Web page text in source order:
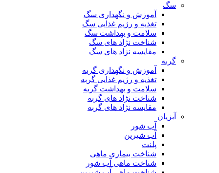
سگ
آموزش و نگهداری سگ
تغذیه و رژیم غذایی سگ
سلامت و بهداشت سگ
شناخت نژاد های سگ
مقایسه نژاد های سگ
گربه
آموزش و نگهداری گربه
تغذیه و رژیم غذایی گربه
سلامت و بهداشت گربه
شناخت نژاد های گربه
مقایسه نژاد های گربه
آبزیان
آب شور
آب شیرین
پلنت
شناخت بیماری ماهی
شناخت ماهی آب شور